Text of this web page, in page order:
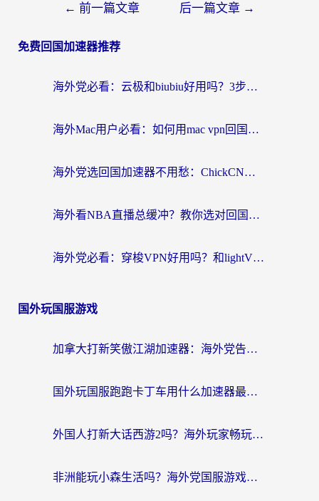
← 前一篇文章 后一篇文章 →
免费回国加速器推荐
海外党必看：云极和biubiu好用吗？3步选对回国加速器，无缝刷国内剧玩手游
海外Mac用户必看：如何用mac vpn回国实现无缝刷国内剧玩国服？
海外党选回国加速器不用愁：ChickCN和SpeedCN好用吗？实测对比+避坑指南
海外看NBA直播总缓冲？教你选对回国加速器，无缝看球还能刷国内剧
海外党必看：穿梭VPN好用吗？和lightVPN对比哪个回国效果更好？附真实体验与选择指南
国外玩国服游戏
加拿大打新笑傲江湖加速器：海外党告别延迟卡顿的实用指南
国外玩国服跑跑卡丁车用什么加速器最好？2026真实玩家亲测避坑指南
外国人打新大话西游2吗？海外玩家畅玩国服游戏的终极加速器指南
非洲能玩小森生活吗？海外党国服游戏加速器终极指南（附阿根廷CF手游帕斯卡契约解决方案）